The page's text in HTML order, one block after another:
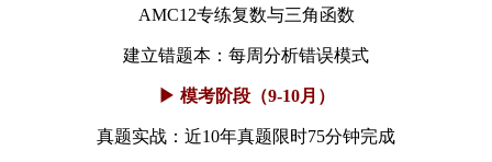
AMC12专练复数与三角函数
建立错题本：每周分析错误模式
▶ 模考阶段（9-10月）
真题实战：近10年真题限时75分钟完成